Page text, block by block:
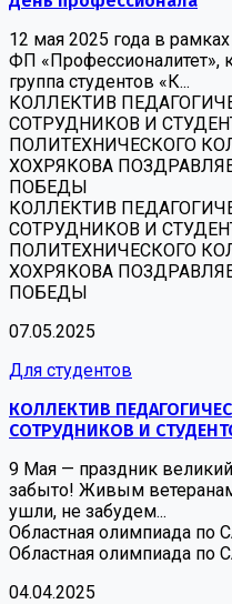
12 мая 2025 года в
ФП «Профессионалитет»,
группа студентов «К...
КОЛЛЕКТИВ
СОТРУДНИКОВ И
ПОЛИТЕХНИЧЕСКОГО
ХОХРЯКОВА
ПОБЕДЫ
КОЛЛЕКТИВ
СОТРУДНИКОВ И
ПОЛИТЕХНИЧЕСКОГО
ХОХРЯКОВА
ПОБЕДЫ
07.05.2025
Для студентов
КОЛЛЕКТИВ
СОТРУДНИКОВ И
9 Мая — праздник
забыто! Живым
ушли, не забудем...
Областная олимпиада по
Областная олимпиада по
04.04.2025